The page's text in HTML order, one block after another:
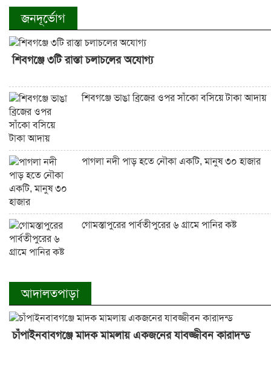
চাঁপাইনবাবগঞ্জে পানি কমলেও দুর্ভোগ কমেনি, বন্ধ অর্ধশতাধিক শিক্ষা
জনদূর্ভোগ
শিবগঞ্জে ৩টি রাস্তা চলাচলের অযোগ্য
শিবগঞ্জে ভাঙা ব্রিজের ওপর সাঁকো বসিয়ে টাকা আদায়
পাগলা নদী পাড় হতে নৌকা একটি, মানুষ ৩০ হাজার
গোমস্তাপুরের পার্বতীপুরের ৬ গ্রামে পানির কষ্ট
আদালতপাড়া
চাঁপাইনবাবগঞ্জে মাদক মামলায় একজনের যাবজ্জীবন কারাদন্ড